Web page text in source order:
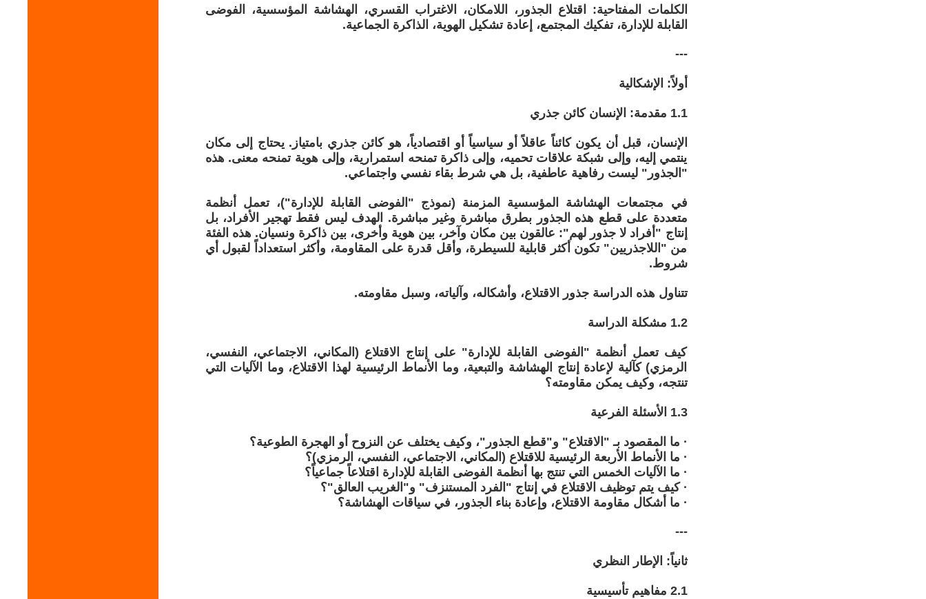
الكلمات المفتاحية: اقتلاع الجذور، اللامكان، الاغتراب القسري، الهشاشة المؤسسية، الفوضى
القابلة للإدارة، تفكيك المجتمع، إعادة تشكيل الهوية، الذاكرة الجماعية.
---
أولاً: الإشكالية
1.1 مقدمة: الإنسان كائن جذري
الإنسان، قبل أن يكون كائناً عاقلاً أو سياسياً أو اقتصادياً، هو كائن جذري بامتياز. يحتاج إلى مكان
ينتمي إليه، وإلى شبكة علاقات تحميه، وإلى ذاكرة تمنحه استمرارية، وإلى هوية تمنحه معنى. هذه
"الجذور" ليست رفاهية عاطفية، بل هي شرط بقاء نفسي واجتماعي.
في مجتمعات الهشاشة المؤسسية المزمنة (نموذج "الفوضى القابلة للإدارة")، تعمل أنظمة
متعددة على قطع هذه الجذور بطرق مباشرة وغير مباشرة. الهدف ليس فقط تهجير الأفراد، بل
إنتاج "أفراد لا جذور لهم": عالقون بين مكان وآخر، بين هوية وأخرى، بين ذاكرة ونسيان. هذه الفئة
من "اللاجذريين" تكون أكثر قابلية للسيطرة، وأقل قدرة على المقاومة، وأكثر استعداداً لقبول أي
شروط.
تتناول هذه الدراسة جذور الاقتلاع، وأشكاله، وآلياته، وسبل مقاومته.
1.2 مشكلة الدراسة
كيف تعمل أنظمة "الفوضى القابلة للإدارة" على إنتاج الاقتلاع (المكاني، الاجتماعي، النفسي،
الرمزي) كآلية لإعادة إنتاج الهشاشة والتبعية، وما الأنماط الرئيسية لهذا الاقتلاع، وما الآليات التي
تنتجه، وكيف يمكن مقاومته؟
1.3 الأسئلة الفرعية
· ما المقصود بـ "الاقتلاع" و"قطع الجذور"، وكيف يختلف عن النزوح أو الهجرة الطوعية؟
· ما الأنماط الأربعة الرئيسية للاقتلاع (المكاني، الاجتماعي، النفسي، الرمزي)؟
· ما الآليات الخمس التي تنتج بها أنظمة الفوضى القابلة للإدارة اقتلاعاً جماعياً؟
· كيف يتم توظيف الاقتلاع في إنتاج "الفرد المستنزف" و"الغريب العالق"؟
· ما أشكال مقاومة الاقتلاع، وإعادة بناء الجذور، في سياقات الهشاشة؟
---
ثانياً: الإطار النظري
2.1 مفاهيم تأسيسية